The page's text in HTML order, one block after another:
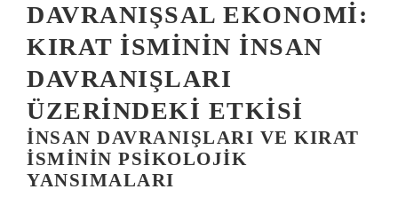
DAVRANIŞSAL EKONOMI:
KIRAT İSMININ İNSAN
DAVRANIŞLARI
ÜZERINDEKI ETKISI
İNSAN DAVRANIŞLARI VE KIRAT
İSMININ PSIKOLOJIK
YANSIMALARI